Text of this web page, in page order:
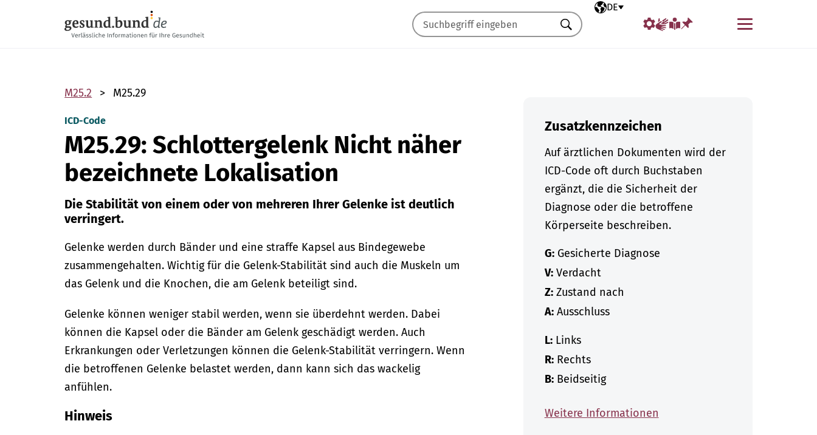
Ausgewählte Sprache
DE
Menü
Suchen
M25.2 M25.29
ICD-Code
M25.29: Schlottergelenk Nicht näher
bezeichnete Lokalisation
Die Stabilität von einem oder von mehreren Ihrer Gelenke ist deutlich
verringert.
Gelenke werden durch Bänder und eine straffe Kapsel aus Bindegewebe
zusammengehalten. Wichtig für die Gelenk-Stabilität sind auch die Muskeln um
das Gelenk und die Knochen, die am Gelenk beteiligt sind.
Gelenke können weniger stabil werden, wenn sie überdehnt werden. Dabei
können die Kapsel oder die Bänder am Gelenk geschädigt werden. Auch
Erkrankungen oder Verletzungen können die Gelenk-Stabilität verringern. Wenn
die betroffenen Gelenke belastet werden, dann kann sich das wackelig
anfühlen.
Hinweis
Zusatzkennzeichen
Auf ärztlichen Dokumenten wird der
ICD-Code oft durch Buchstaben
ergänzt, die die Sicherheit der
Diagnose oder die betroffene
Körperseite beschreiben.
G:Gesicherte Diagnose
V:Verdacht
Z:Zustand nach
A:Ausschluss
L:Links
R:Rechts
B:Beidseitig
Weitere Informationen